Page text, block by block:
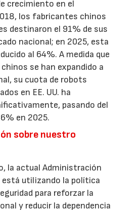
crecimiento en el
los fabricantes chinos
destinaron el 91% de sus
nacional; en 2025, esta
al 64%. A medida que
se han expandido a
su cuota de robots
en EE. UU. ha
pasando del
en 2025.
sobre nuestro
la actual Administración
está utilizando la política
para reforzar la
y reducir la dependencia